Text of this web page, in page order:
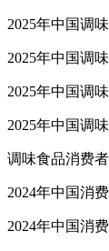
2025年中国调
2025年中国调
2025年中国调
2025年中国调
调味食品消费者
2024年中国消
2024年中国消